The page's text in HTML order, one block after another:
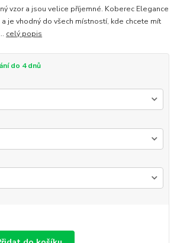
vzor a jsou velice příjemné. Koberec Elegance
je vhodný do všech místností, kde chcete mít
celý popis
do 4 dnů